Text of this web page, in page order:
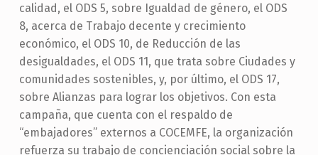
calidad, el ODS 5, sobre Igualdad de género, el ODS
8, acerca de Trabajo decente y crecimiento
económico, el ODS 10, de Reducción de las
desigualdades, el ODS 11, que trata sobre Ciudades y
comunidades sostenibles, y, por último, el ODS 17,
sobre Alianzas para lograr los objetivos. Con esta
campaña, que cuenta con el respaldo de
“embajadores” externos a COCEMFE, la organización
refuerza su trabajo de concienciación social sobre la